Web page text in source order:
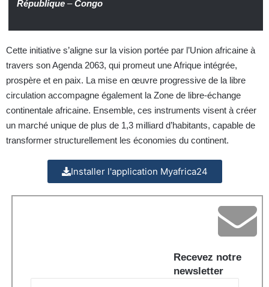
République –Congo
Cette initiative s’aligne sur la vision portée par l’Union africaine à
travers son Agenda 2063, qui promeut une Afrique intégrée,
prospère et en paix. La mise en œuvre progressive de la libre
circulation accompagne également la Zone de libre-échange
continentale africaine. Ensemble, ces instruments visent à créer
un marché unique de plus de 1,3 milliard d’habitants, capable de
transformer structurellement les économies du continent.
Installer l'application Myafrica24
Recevez notre
newsletter